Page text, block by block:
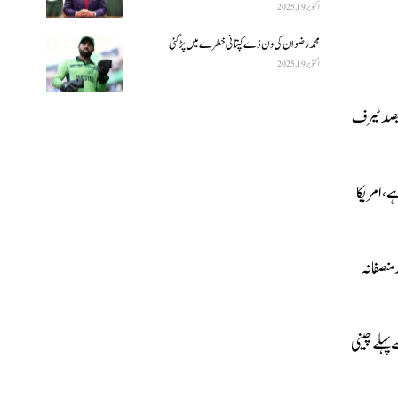
ڈونلڈ ٹرمپ نے طیارے میں صحافیوں سے گفتگو کرتے ہوئے کہا کہ بھارت سے تجارتی معاہدہ ابھی طے نہیں پایا، معاہدہ نہ ہوا تو بھارت پر 25 فیصد ٹیرف
امریکا
کے اختتام سے پہلے چینی
اکتوبر 19, 2025
محمد رضوان کی ون ڈے کپتانی خطرے میں پڑ گئی
اکتوبر 19, 2025